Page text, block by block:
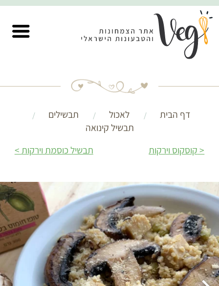
דף הבית לאכול
תבשילים
תבשיל קינואה
קוסקוס וירקות
תבשיל כוסמת וירקות